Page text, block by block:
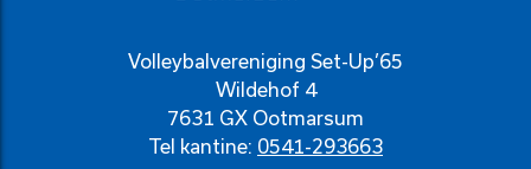
Volleybalvereniging Set-Up’65
Wildehof 4
7631 GX Ootmarsum
Tel kantine: 0541-293663